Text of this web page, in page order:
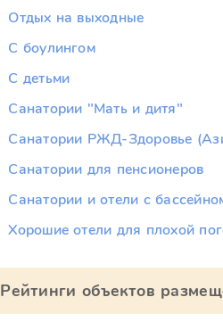
Отдых на выходные
С боулингом
С детьми
Санатории "Мать и дитя"
Санатории РЖД-Здоровье
Санатории для пенсионеров
Санатории и отели с
Хорошие отели для плохой
Рейтинги объектов